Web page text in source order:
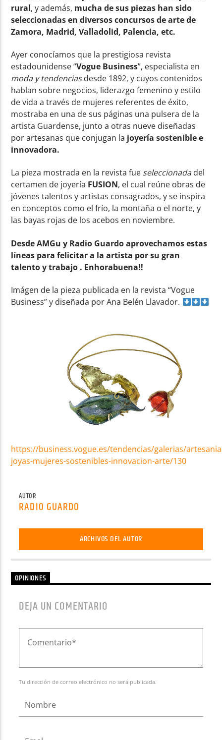
rural, y además, mucha de sus piezas han sido
seleccionadas en diversos concursos de arte de
Zamora, Madrid, Valladolid, Palencia, etc.
Ayer conocíamos que la prestigiosa revista
estadounidense “Vogue Business”, especialista en
moda y tendenciasdesde 1892, y cuyos contenidos
hablan sobre negocios, liderazgo femenino y estilo
de vida a través de mujeres referentes de éxito,
mostraba en una de sus páginas una pulsera de la
artista Guardense, junto a otras nueve diseñadas
por artesanas que conjugan la joyería sostenible e
innovadora.
La pieza mostrada en la revista fue seleccionadadel
certamen de joyería FUSION, el cual reúne obras de
jóvenes talentos y artistas consagrados, y se inspira
en conceptos como el frío, la montaña o el norte, y
las bayas rojas de los acebos en noviembre.
Desde AMGu y Radio Guardo aprovechamos estas
líneas para felicitar a la artista por su gran
talento y trabajo . Enhorabuena!!
Imágen de la pieza publicada en la revista “Vogue
Business” y diseñada por Ana Belén Llavador.
https://business.vogue.es/tendencias/galerias/
joyas-mujeres-sostenibles-innovacion-arte/130
AUTOR
RADIO GUARDO
ARCHIVOS DEL AUTOR
OPINIONES
DEJA UN COMENTARIO
Tu dirección de correo electrónico no será publicada.